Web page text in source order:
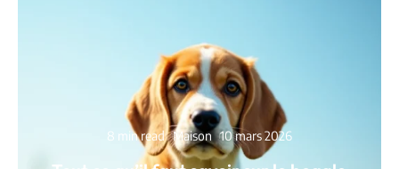
8 min read Maison 10 mars 2026